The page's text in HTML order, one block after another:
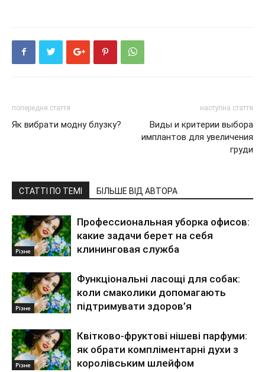
попередня стаття
Як вибрати модну блузку?
наступна стаття
Виды и критерии выбора
имплантов для увеличения
груди
СТАТТІ ПО ТЕМІ БІЛЬШЕ ВІД АВТОРА
Різне
Профессиональная уборка офисов:
какие задачи берет на себя
клининговая служба
Різне
Функціональні ласощі для собак:
коли смаколики допомагають
підтримувати здоров’я
Різне
Квітково-фруктові нішеві парфуми:
як обрати компліментарні духи з
королівським шлейфом